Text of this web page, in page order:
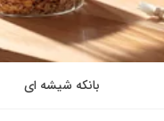
بانکه شیشه ای